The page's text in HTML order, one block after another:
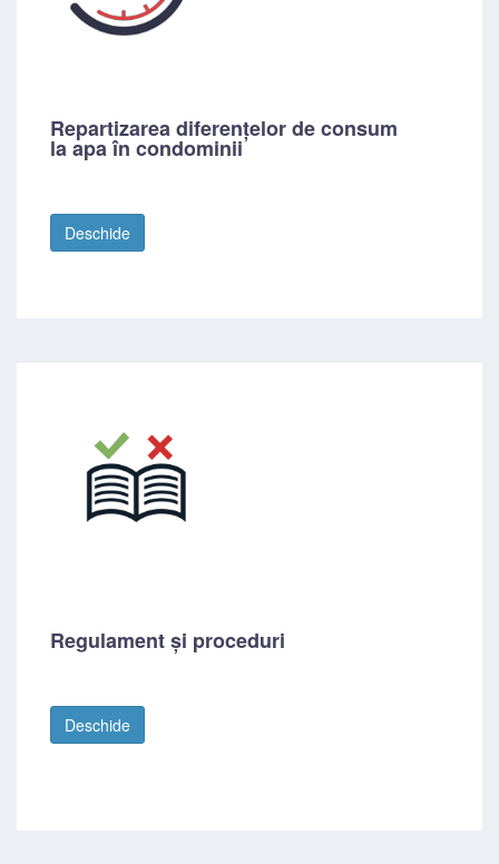
Repartizarea diferențelor de consum
la apa în condominii
Deschide
Regulament și proceduri
Deschide